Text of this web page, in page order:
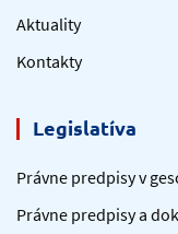
Aktuality
Kontakty
Legislatíva
Právne predpisy v
Právne predpisy a